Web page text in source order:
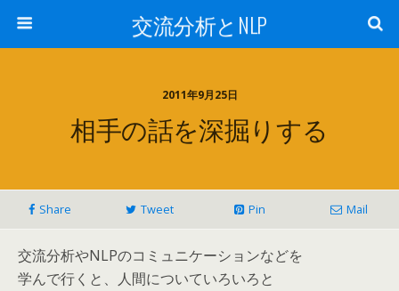
交流分析とNLP
2011年9月25日
相手の話を深掘りする
Share Tweet Pin Mail
交流分析やNLPのコミュニケーションなどを
学んで行くと、人間についていろいろと